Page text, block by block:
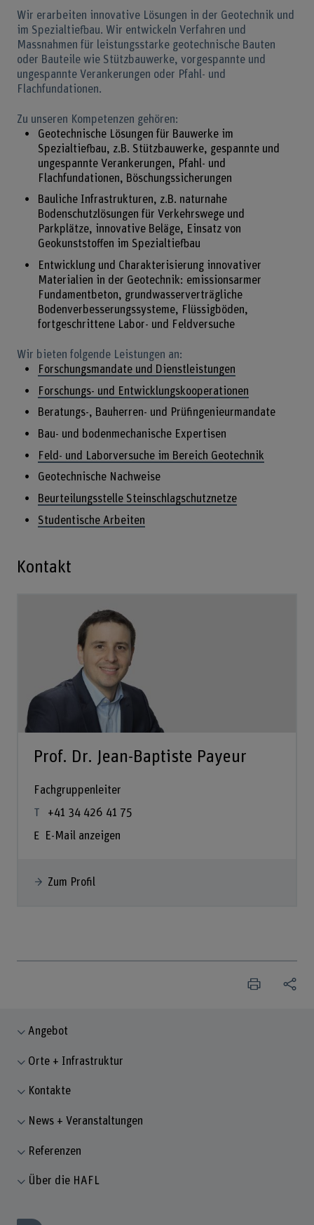
Wir erarbeiten innovative Lösungen in der Geotechnik und
im Spezialtiefbau. Wir entwickeln Verfahren und
Massnahmen für leistungsstarke geotechnische Bauten
oder Bauteile wie Stützbauwerke, vorgespannte und
ungespannte Verankerungen oder Pfahl- und
Flachfundationen.
Zu unseren Kompetenzen gehören:
Geotechnische Lösungen für Bauwerke im
Spezialtiefbau, z.B. Stützbauwerke, gespannte und
ungespannte Verankerungen, Pfahl- und
Flachfundationen, Böschungssicherungen
Bauliche Infrastrukturen, z.B. naturnahe
Bodenschutzlösungen für Verkehrswege und
Parkplätze, innovative Beläge, Einsatz von
Geokunststoffen im Spezialtiefbau
Entwicklung und Charakterisierung innovativer
Materialien in der Geotechnik: emissionsarmer
Fundamentbeton, grundwasserverträgliche
Bodenverbesserungssysteme, Flüssigböden,
fortgeschrittene Labor- und Feldversuche
Wir bieten folgende Leistungen an:
Forschungsmandate und Dienstleistungen
Forschungs- und Entwicklungskooperationen
Beratungs-, Bauherren- und Prüfingenieurmandate
Bau- und bodenmechanische Expertisen
Feld- und Laborversuche im Bereich Geotechnik
Geotechnische Nachweise
Beurteilungsstelle Steinschlagschutznetze
Studentische Arbeiten
Kontakt
Prof. Dr. Jean-Baptiste Payeur
Fachgruppenleiter
+41 34 426 41 75
E-Mail anzeigen
Zum Profil
Angebot
Orte + Infrastruktur
Kontakte
News + Veranstaltungen
Referenzen
Über die HAFL